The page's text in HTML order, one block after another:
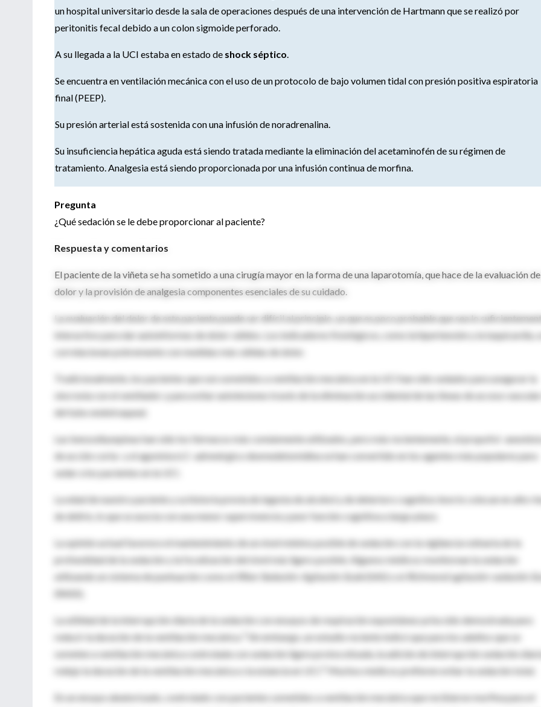
un hospital universitario desde la sala de operaciones después de una intervención de Hartmann que se realizó por
peritonitis fecal debido a un colon sigmoide perforado.
A su llegada a la UCI estaba en estado de shock séptico
Se encuentra en ventilación mecánica con el uso de un protocolo de bajo volumen tidal con presión positiva espiratoria
final (PEEP).
Su presión arterial está sostenida con una infusión de noradrenalina.
Su insuficiencia hepática aguda está siendo tratada mediante la eliminación del acetaminofén de su régimen de
tratamiento. Analgesia está siendo proporcionada por una infusión continua de morfina.
Pregunta
¿Qué sedación se le debe proporcionar al paciente?
Respuesta y comentarios
El paciente de la viñeta se ha sometido a una cirugía mayor en la forma de una laparotomía, que hace de la evaluación
dolor y la provisión de analgesia componentes esenciales de su cuidado.
La evaluación del dolor de este paciente puede ser difícil al principio, ya que es poco probable que sea lo
interactivo para dar autoinformes de dolor válidos. Los indicadores fisiológicos, como la hipertensión y la taquicardia,
correlacionan pobremente con medidas más válidas de dolor.
Tradicionalmente, los pacientes que son sometidos a ventilación mecánica en la UCI han sido sedados para asegurar la
sincronía con el ventilador y para evitar autolesiones través de la eliminación accidental de las líneas de acceso
del tubo endotraqueal.
Las benzodiazepinas han sido los fármacos más comúnmente utilizados, pero más recientemente, el propofol -
de acción corta- y el agonista α 2 -adrenérgico dexmedetomidina se han convertido en los agentes más populares para
sedar a los pacientes en la UCI.
La edad de nuestro paciente y su historia previa de ingesta de alcohol y de deterioro cognitivo leve lo colocan en alto
de delirio, lo que se asocia con una menor supervivencia y peor función cognitiva a largo plazo.
La opinión actual favorece el mantenimiento de un nivel mínimo posible de sedación con la vigilancia rutinaria de la
profundidad de la sedación y la focalización del nivel más ligero posible. Algunos médicos monitorean la sedación
utilizando un sistema de puntuación como el
Riker Sedación-Agitación Scale (SAS) o el
Richmond agitación-sedación
(RASS).
La utilidad de la interrupción diaria de la sedación con ensayos de respiración espontánea ya ha sido demostrada para
reducir la duración de la ventilación mecánica.
Sin embargo, un estudio reciente indicó que para los adultos que se
someten a ventilación mecánica controlada con sedación ligera protocolizada, la adición de interrupción sedación
redujo la duración de la ventilación mecánica o la estancia en UCI.
Muchos médicos prefieren evitar la sedación total.
En un ensayo aleatorizado, controlado con pacientes sometidos a ventilación mecánica que recibieron morfina para el